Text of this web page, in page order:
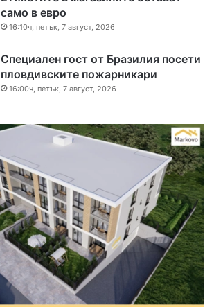
само в евро
16:10ч, петък, 7 август, 2026
Специален гост от Бразилия посети
пловдивските пожарникари
16:00ч, петък, 7 август, 2026